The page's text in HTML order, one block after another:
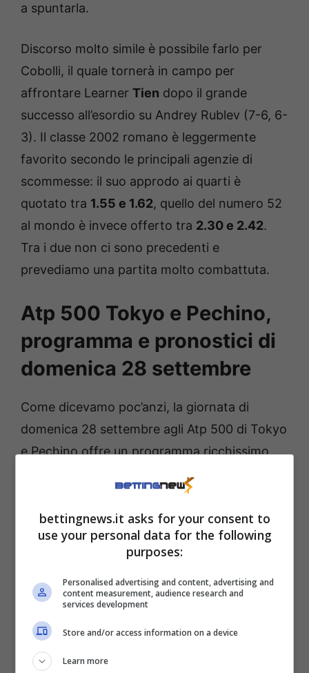
a spuntarla.
Discorso molto simile è possibile farlo per
Cobolli, il quale tornerà in campo per
affrontare Learner Tien dopo il grande
successo all’esordio su Andrey Rublev (7-6, 6-
3). Il classe 2002 romano è leggermente
favorito secondo le principali agenzie di
scommesse: il suo approdo ai quarti è
quotato tra 1.55 e 1.62, quello del numero 52
al mondo è invece offerto tra 2.30 e 2.42.
Tra i due non ci sono precedenti e
prevediamo una partita molto combattuta.
Atp 500 Tokyo e Pechino,
programma e pronostici di
domenica 28 settembre
Come dicevamo poc’anzi, la giornata di
domenica 28 settembre agli Atp 500 di Tokyo
e Pechino offre un programma ricchissimo
anche guardando oltre i colori italiani. In
Giappone, oltre al già citato Alcaraz (giocherà
contro Brandon Nakashima), scenderanno in
campo giocatori del calibro TaylorFritz,
e Casper
invece, spiccano i nomi di AlexanderZverev
e DaniilMedvedev. Consigli per una multipla?
Vi lasciamo di seguitotre nostre proposte già
pronte da giocare
bettingnews.it asks for your consent to
use your personal data for the following
purposes:
Personalised advertising and content, advertising and
content measurement, audience research and
services development
Store and/or access information on a device
Learn more